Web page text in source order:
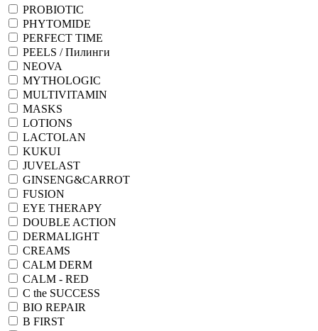
PROBIOTIC
PHYTOMIDE
PERFECT TIME
PEELS / Пилинги
NEOVA
MYTHOLOGIC
MULTIVITAMIN
MASKS
LOTIONS
LACTOLAN
KUKUI
JUVELAST
GINSENG&CARROT
FUSION
EYE THERAPY
DOUBLE ACTION
DERMALIGHT
CREAMS
CALM DERM
CALM - RED
C the SUCCESS
BIO REPAIR
B FIRST